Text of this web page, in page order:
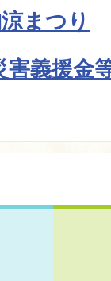
まつり
義援金